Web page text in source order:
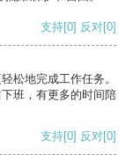
支持[0] 反对[0]
松地完成工作任务。
班，有更多的时间陪
支持[0] 反对[0]